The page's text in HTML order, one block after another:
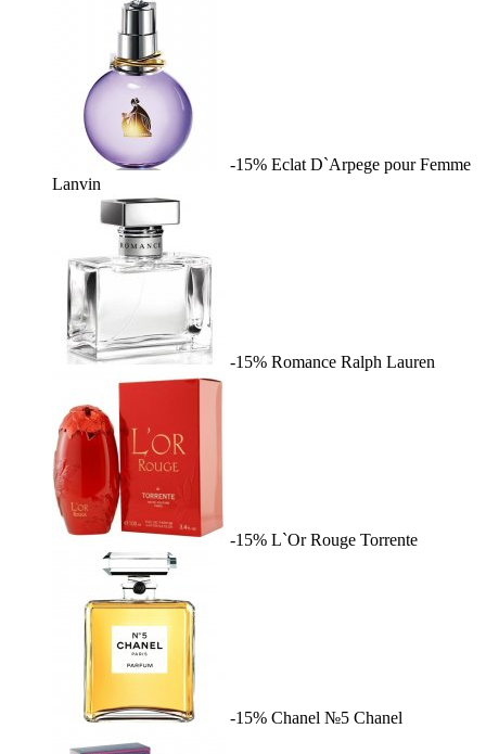
-15% Eclat D`Arpege pour Femme
Lanvin
-15% Romance Ralph Lauren
-15% L`Or Rouge Torrente
-15% Chanel №5 Chanel